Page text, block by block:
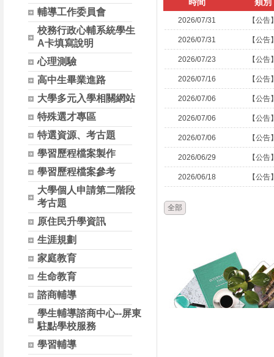
輔導工作委員會
校務行政心輔系統學生
A卡填寫說明
心理測驗
高中生畢業進路
大學多元入學相關網站
特殊選才專區
特選資源、考古題
學習歷程檔案製作
學習歷程檔案參考
大學個人申請第二階段
考古題
原住民升學資訊
生涯規劃
家庭教育
生命教育
諮商輔導
學生輔導諮商中心--屏東
駐點學校服務
學習輔導
2026/07/31 【公告
2026/07/31 【公告
2026/07/23 【公告
2026/07/16 【公告
2026/07/06 【公告
2026/07/06 【公告
2026/07/06 【公告
2026/06/29 【公告
2026/06/18 【公告
全部